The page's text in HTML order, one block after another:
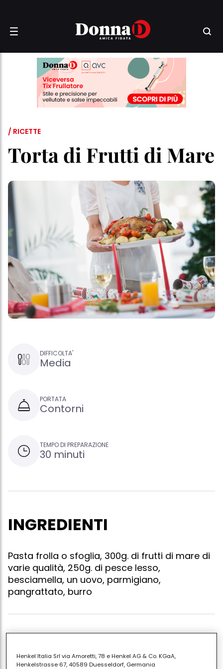
/ RICETTE
Torta di Frutti di Mare
DIFFICOLTA'
Media
PORTATA
Contorni
TEMPO DI PREPARAZIONE
30 minuti
INGREDIENTI
Pasta frolla o sfoglia, 300g. di frutti di mare di
varie qualità, 250g. di pesce lesso,
besciamella, un uovo, parmigiano,
pangrattato, burro
Preparate prima di tutto la pasta per la torta. a parte
devono mancare le code di scampi e le ostriche) e
Henkel Italia Srl via Amoretti, 78 e Henkel AG & Co. KGaA,
Henkelstrasse 67, 40589 Duesseldorf, Germania